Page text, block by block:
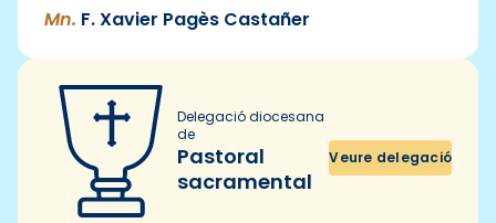
Mn. F. Xavier Pagès Castañer
Delegació diocesana
de
Pastoral
sacramental
Veure delegació